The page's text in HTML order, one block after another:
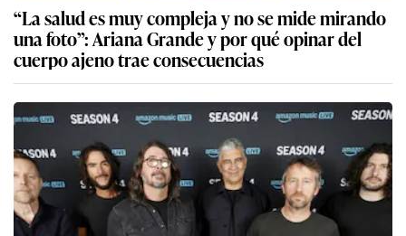
“La salud es muy compleja y no se mide mirando
una foto”: Ariana Grande y por qué opinar del
cuerpo ajeno trae consecuencias